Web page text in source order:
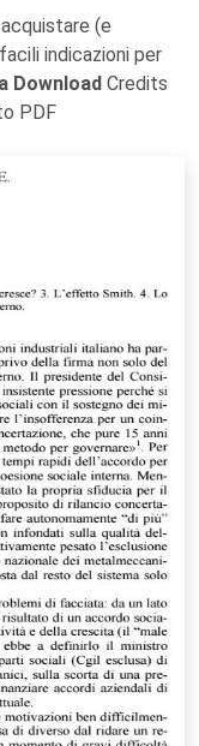
(e
indicazioni per
Download Credits
PDF